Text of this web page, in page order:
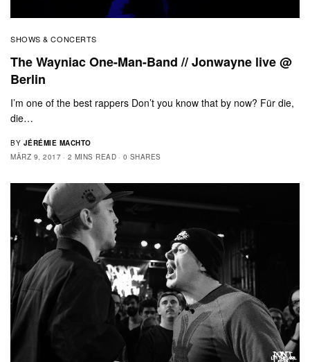
SHOWS & CONCERTS
The Wayniac One-Man-Band // Jonwayne live @
Berlin
I’m one of the best rappers Don’t you know that by now? Für die,
die…
BY JÉRÉMIE MACHTO
MÄRZ 9, 2017
2 MINS READ 0 SHARES